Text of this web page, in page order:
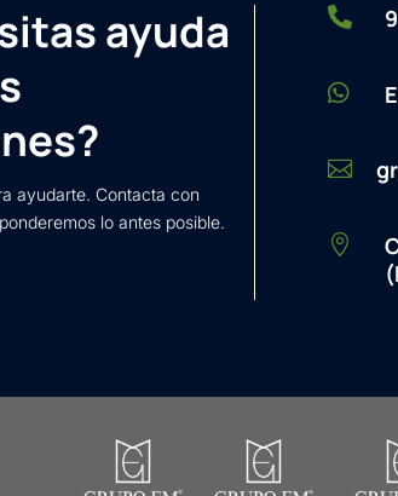
ayuda
ayudarte. Contacta con
lo antes posible.



